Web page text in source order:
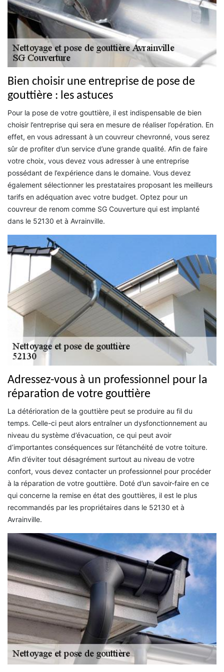
Bien choisir une entreprise de pose de
gouttière : les astuces
Pour la pose de votre gouttière, il est indispensable de bien
choisir l’entreprise qui sera en mesure de réaliser l’opération. En
effet, en vous adressant à un couvreur chevronné, vous serez
sûr de profiter d’un service d’une grande qualité. Afin de faire
votre choix, vous devez vous adresser à une entreprise
possédant de l’expérience dans le domaine. Vous devez
également sélectionner les prestataires proposant les meilleurs
tarifs en adéquation avec votre budget. Optez pour un
couvreur de renom comme SG Couverture qui est implanté
dans le 52130 et à Avrainville.
Adressez-vous à un professionnel pour la
réparation de votre gouttière
La détérioration de la gouttière peut se produire au fil du
temps. Celle-ci peut alors entraîner un dysfonctionnement au
niveau du système d’évacuation, ce qui peut avoir
d’importantes conséquences sur l’étanchéité de votre toiture.
Afin d’éviter tout désagrément surtout au niveau de votre
confort, vous devez contacter un professionnel pour procéder
à la réparation de votre gouttière. Doté d’un savoir-faire en ce
qui concerne la remise en état des gouttières, il est le plus
recommandés par les propriétaires dans le 52130 et à
Avrainville.